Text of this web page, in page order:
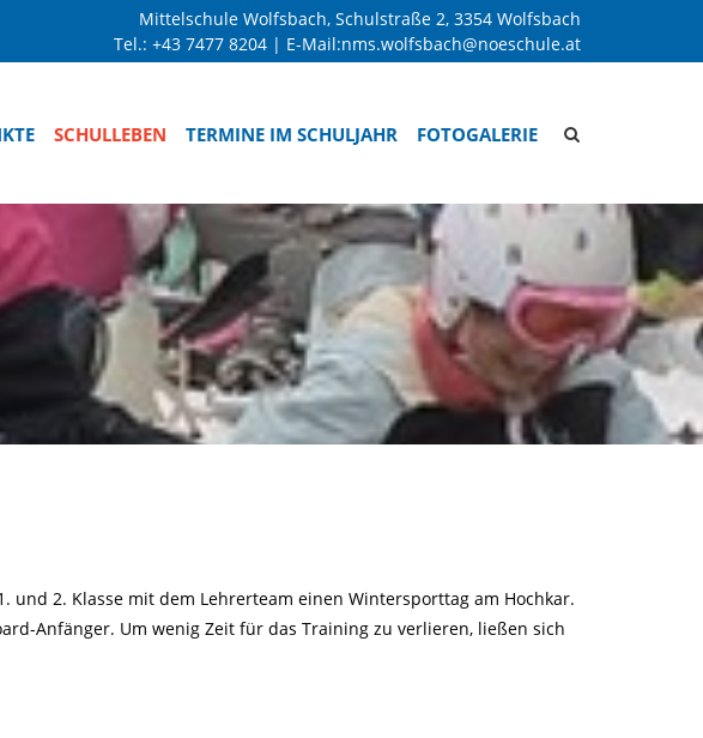
Mittelschule Wolfsbach, Schulstraße 2, 3354 Wolfsbach
Tel.: +43 7477 8204 | E-Mail:nms.wolfsbach@noeschule.at
Site
SCHULLEBEN TERMINE IM SCHULJAHR FOTOGALERIE
2. Klasse mit dem Lehrerteam einen Wintersporttag am Hochkar.
Anfänger. Um wenig Zeit für das Training zu verlieren, ließen sich